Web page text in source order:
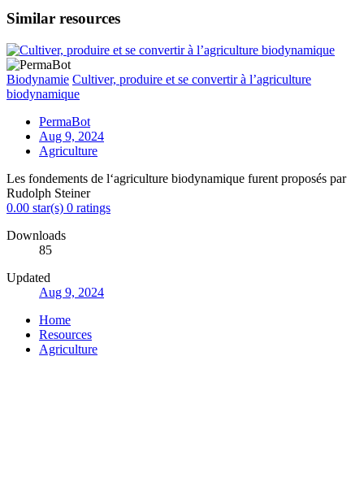
Similar resources
Biodynamie Cultiver, produire et se convertir à l’agriculture
biodynamique
PermaBot
Aug 9, 2024
Agriculture
Les fondements de l‘agriculture biodynamique furent proposés par
Rudolph Steiner
0.00 star(s) 0 ratings
Downloads
85
Updated
Aug 9, 2024
Home
Resources
Agriculture